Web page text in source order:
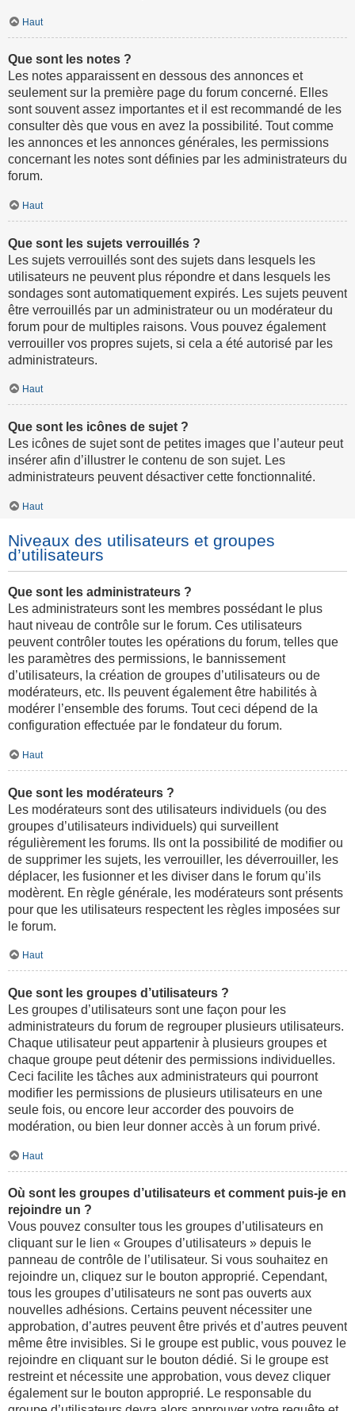
Haut
Que sont les notes ?
Les notes apparaissent en dessous des annonces et
seulement sur la première page du forum concerné. Elles
sont souvent assez importantes et il est recommandé de les
consulter dès que vous en avez la possibilité. Tout comme
les annonces et les annonces générales, les permissions
concernant les notes sont définies par les administrateurs du
forum.
Haut
Que sont les sujets verrouillés ?
Les sujets verrouillés sont des sujets dans lesquels les
utilisateurs ne peuvent plus répondre et dans lesquels les
sondages sont automatiquement expirés. Les sujets peuvent
être verrouillés par un administrateur ou un modérateur du
forum pour de multiples raisons. Vous pouvez également
verrouiller vos propres sujets, si cela a été autorisé par les
administrateurs.
Haut
Que sont les icônes de sujet ?
Les icônes de sujet sont de petites images que l’auteur peut
insérer afin d’illustrer le contenu de son sujet. Les
administrateurs peuvent désactiver cette fonctionnalité.
Haut
Niveaux des utilisateurs et groupes
d’utilisateurs
Que sont les administrateurs ?
Les administrateurs sont les membres possédant le plus
haut niveau de contrôle sur le forum. Ces utilisateurs
peuvent contrôler toutes les opérations du forum, telles que
les paramètres des permissions, le bannissement
d’utilisateurs, la création de groupes d’utilisateurs ou de
modérateurs, etc. Ils peuvent également être habilités à
modérer l’ensemble des forums. Tout ceci dépend de la
configuration effectuée par le fondateur du forum.
Haut
Que sont les modérateurs ?
Les modérateurs sont des utilisateurs individuels (ou des
groupes d’utilisateurs individuels) qui surveillent
régulièrement les forums. Ils ont la possibilité de modifier ou
de supprimer les sujets, les verrouiller, les déverrouiller, les
déplacer, les fusionner et les diviser dans le forum qu’ils
modèrent. En règle générale, les modérateurs sont présents
pour que les utilisateurs respectent les règles imposées sur
le forum.
Haut
Que sont les groupes d’utilisateurs ?
Les groupes d’utilisateurs sont une façon pour les
administrateurs du forum de regrouper plusieurs utilisateurs.
Chaque utilisateur peut appartenir à plusieurs groupes et
chaque groupe peut détenir des permissions individuelles.
Ceci facilite les tâches aux administrateurs qui pourront
modifier les permissions de plusieurs utilisateurs en une
seule fois, ou encore leur accorder des pouvoirs de
modération, ou bien leur donner accès à un forum privé.
Haut
Où sont les groupes d’utilisateurs et comment puis-je en
rejoindre un ?
Vous pouvez consulter tous les groupes d’utilisateurs en
cliquant sur le lien « Groupes d’utilisateurs » depuis le
panneau de contrôle de l’utilisateur. Si vous souhaitez en
rejoindre un, cliquez sur le bouton approprié. Cependant,
tous les groupes d’utilisateurs ne sont pas ouverts aux
nouvelles adhésions. Certains peuvent nécessiter une
approbation, d’autres peuvent être privés et d’autres peuvent
même être invisibles. Si le groupe est public, vous pouvez le
rejoindre en cliquant sur le bouton dédié. Si le groupe est
restreint et nécessite une approbation, vous devez cliquer
également sur le bouton approprié. Le responsable du